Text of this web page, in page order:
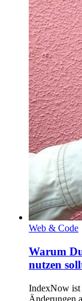
Web & Code
Warum
nutzen
IndexNow ist
Änderungen